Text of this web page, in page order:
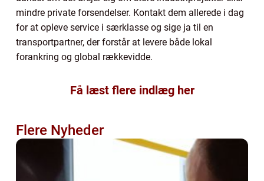
mindre private forsendelser. Kontakt dem allerede i dag
for at opleve service i særklasse og sige ja til en
transportpartner, der forstår at levere både lokal
forankring og global rækkevidde.
Få læst flere indlæg her
Flere Nyheder